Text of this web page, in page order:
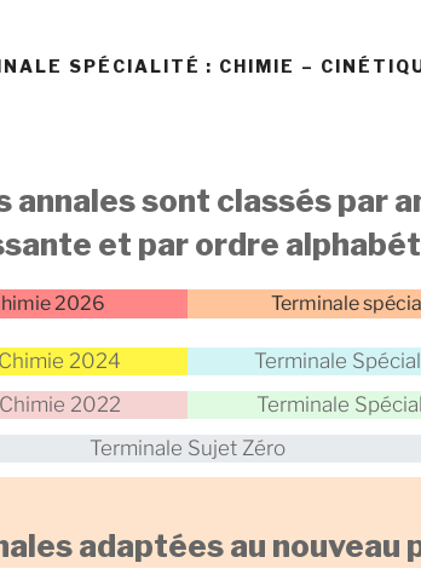
SPÉCIALITÉ : CHIMIE –
annales sont classés par
et par ordre
2026 Terminale
2024
Terminale
2022
Terminale
Terminale Sujet Zéro
adaptées au nouveau